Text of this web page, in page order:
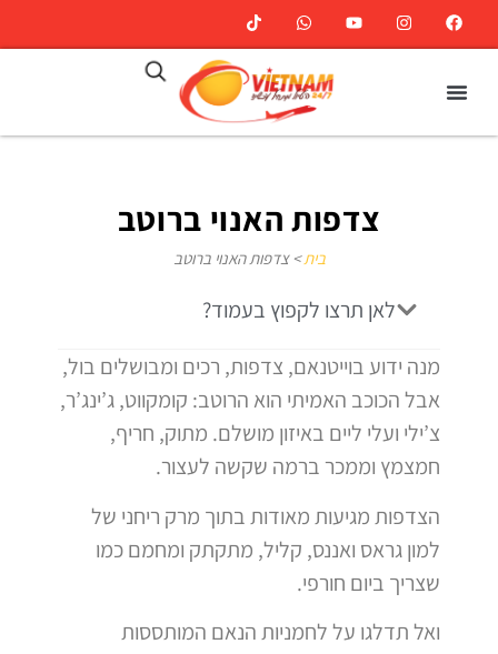
צדפות האנוי ברוטב
בית>צדפות האנוי ברוטב
לאן תרצו לקפוץ בעמוד?
מנה ידוע בוייטנאם, צדפות, רכים ומבושלים בול,
אבל הכוכב האמיתי הוא הרוטב: קומקווט, ג’ינג’ר,
צ’ילי ועלי ליים באיזון מושלם. מתוק, חריף,
חמצמץ וממכר ברמה שקשה לעצור.
הצדפות מגיעות מאודות בתוך מרק ריחני של
למון גראס ואננס, קליל, מתקתק ומחמם כמו
שצריך ביום חורפי.
ואל תדלגו על לחמניות הנאם המותססות